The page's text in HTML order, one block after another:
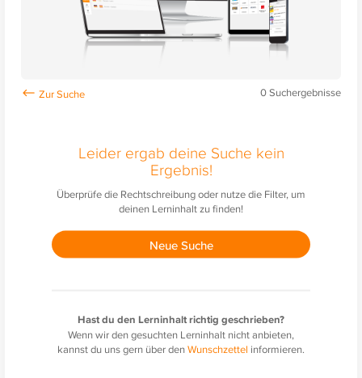
0Suchergebnisse
Leider ergab deine Suche kein
Ergebnis!
Überprüfe die Rechtschreibung oder nutze die Filter, um
deinen Lerninhalt zu finden!
Neue Suche
Hast du den Lerninhalt richtig geschrieben?
Wenn wir den gesuchten Lerninhalt nicht anbieten,
kannst du uns gern über denWunschzettel informieren.